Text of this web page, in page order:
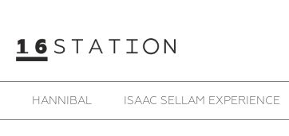
HANNIBAL ISAAC SELLAM EXPERIENCE